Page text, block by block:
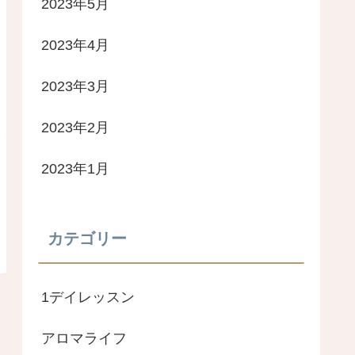
2023年5月
2023年4月
2023年3月
2023年2月
2023年1月
カテゴリー
1デイレッスン
アロマライフ